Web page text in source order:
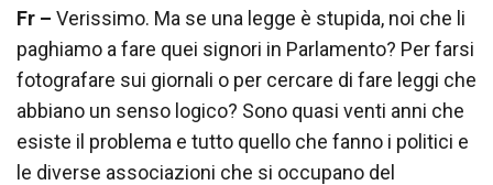
Fr – Verissimo. Ma se una legge è stupida, noi che li
paghiamo a fare quei signori in Parlamento? Per farsi
fotografare sui giornali o per cercare di fare leggi che
abbiano un senso logico? Sono quasi venti anni che
esiste il problema e tutto quello che fanno i politici e
le diverse associazioni che si occupano del